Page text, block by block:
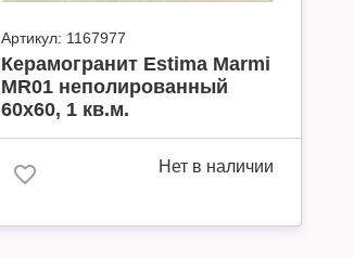
Артикул: 1167977
Керамогранит Estima Marmi
MR01 неполированный
60х60, 1 кв.м.
Нет в наличии